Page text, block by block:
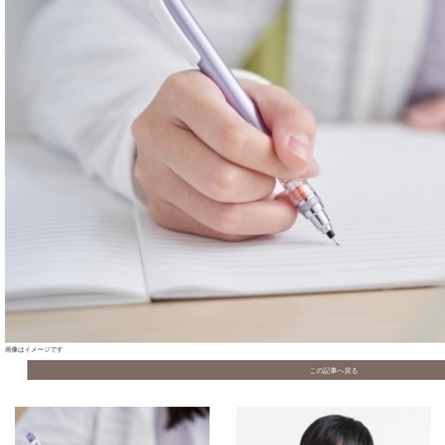
画像はイメージです
この記事へ戻る